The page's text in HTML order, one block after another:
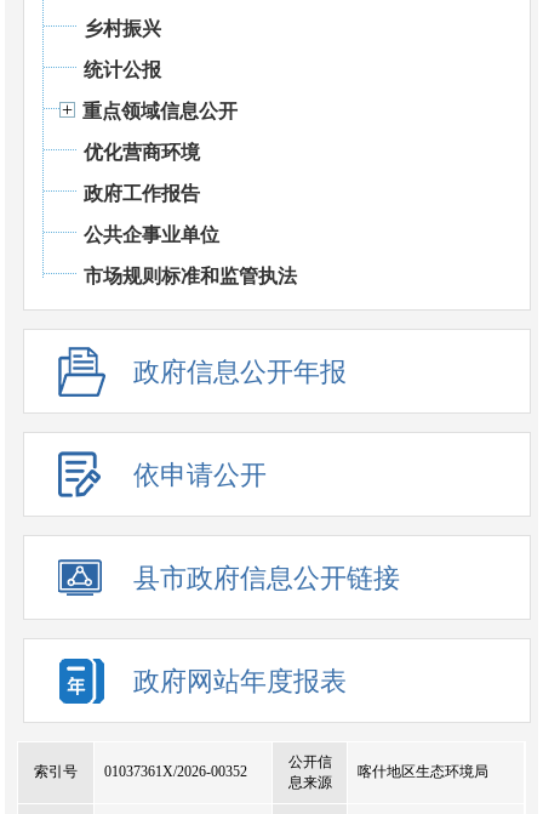
乡村振兴
统计公报
重点领域信息公开
优化营商环境
政府工作报告
公共企事业单位
市场规则标准和监管执法
政府信息公开年报
依申请公开
县市政府信息公开链接
政府网站年度报表
索引号 01037361X/2026-00352
公开信
息来源
喀什地区生态环境局